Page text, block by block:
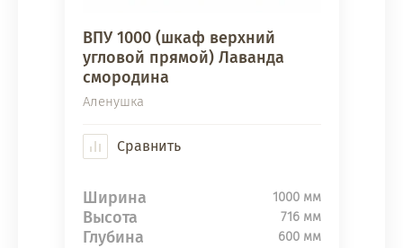
ВПУ 1000 (шкаф верхний
угловой прямой) Лаванда
смородина
Аленушка
Сравнить
Ширина 1000 мм
Высота 716 мм
Глубина 600 мм